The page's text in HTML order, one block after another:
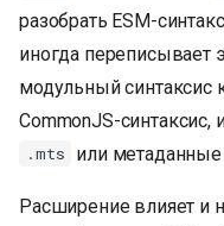
разобрать ESM-
иногда переписывает
модульный синтаксис
CommonJS-синтаксис,
.mts или метаданные
Расширение влияет и